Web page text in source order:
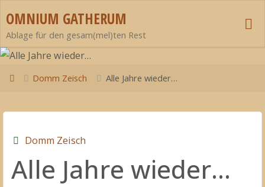
Inhalt
springen
OMNIUM GATHERUM
Ablage für den gesam(mel)ten Rest
StartDomm Zeisch Alle Jahre wieder…
Domm Zeisch
Alle Jahre wieder…